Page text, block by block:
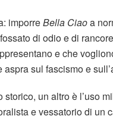
imporreBella Ciaoa
di odio e di
e che
sul fascismo e
un altro è l’uso
e vessatorio di un